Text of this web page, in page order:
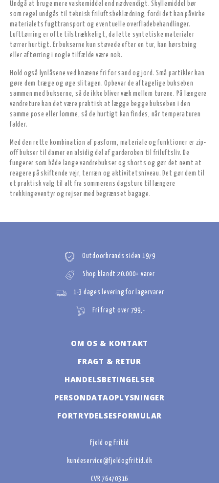
Undgå at bruge mere vaskemiddel end nødvendigt. Skyllemiddel bør
som regel undgås til teknisk friluftsbeklædning, fordi det kan påvirke
materialets fugttransport og eventuelle overfladebehandlinger.
Lufttørring er ofte tilstrækkeligt, da lette syntetiske materialer
tørrer hurtigt. Er bukserne kun støvede efter en tur, kan børstning
eller aftørring i nogle tilfælde være nok.
Hold også lynlåsene ved knæene fri for sand og jord. Små partikler kan
gøre dem træge og øge slitagen. Opbevar de aftagelige bukseben
sammen med bukserne, så de ikke bliver væk mellem turene. På længere
vandreture kan det være praktisk at lægge begge bukseben i den
samme pose eller lomme, så de hurtigt kan findes, når temperaturen
falder.
Med den rette kombination af pasform, materiale og funktioner er zip-
off bukser til damer en alsidig del af garderoben til friluftsliv. De
fungerer som både lange vandrebukser og shorts og gør det nemt at
reagere på skiftende vejr, terræn og aktivitetsniveau. Det gør dem til
et praktisk valg til alt fra sommerens dagsture til længere
trekkingeventyr og rejser med begrænset bagage.
Outdoorbrands siden 1979
Shop blandt 20.000+ varer
1-3 dages levering for lagervarer
Fri fragt over 799,-
OM OS & KONTAKT
FRAGT & RETUR
HANDELSBETINGELSER
PERSONDATAOPLYSNINGER
FORTRYDELSESFORMULAR
Fjeld og Fritid
kundeservice@fjeldogfritid.dk
CVR 76470316